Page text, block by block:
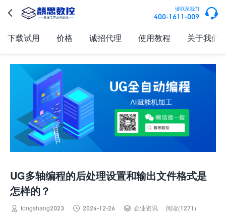
 请联系我们
400-1611-009 
下载试用 价格 诚招代理 使用教程 关于我们
UG多轴编程的后处理设置和输出文件格式是
怎样的？
 tongshang2023  2024-12-26  企业资讯 阅读(1271)